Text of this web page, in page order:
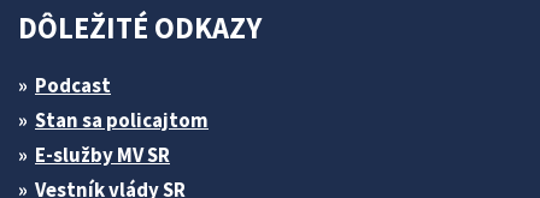
DÔLEŽITÉ ODKAZY
Podcast
Stan sa policajtom
E-služby MV SR
Vestník vlády SR